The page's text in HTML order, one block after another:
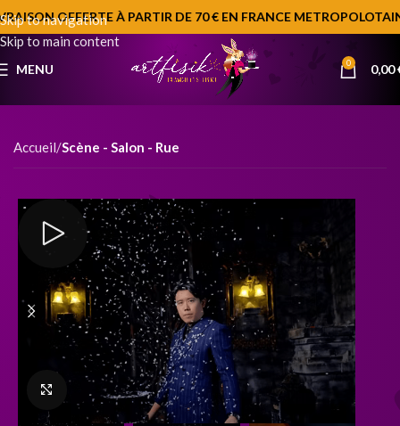
Skip to navigation
Skip to main content
OFFERTE À PARTIR DE 70 € EN FRANCE METROPOLOTAINE
MENU 0 0,00
Accueil Scène - Salon - Rue
Click to enlarge